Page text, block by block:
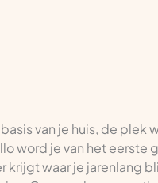
van je huis, de
word je van het
waar je jarenlang